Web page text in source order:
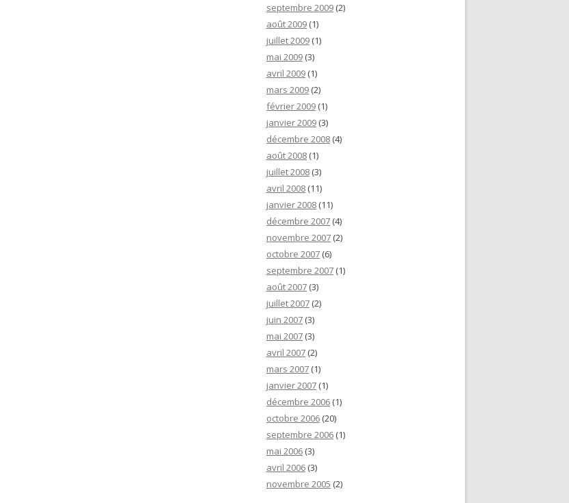
septembre 2009 (2)
août 2009 (1)
juillet 2009 (1)
mai 2009 (3)
avril 2009 (1)
mars 2009 (2)
février 2009 (1)
janvier 2009 (3)
décembre 2008 (4)
août 2008 (1)
juillet 2008 (3)
avril 2008 (11)
janvier 2008 (11)
décembre 2007 (4)
novembre 2007 (2)
octobre 2007 (6)
septembre 2007 (1)
août 2007 (3)
juillet 2007 (2)
juin 2007 (3)
mai 2007 (3)
avril 2007 (2)
mars 2007 (1)
janvier 2007 (1)
décembre 2006 (1)
octobre 2006 (20)
septembre 2006 (1)
mai 2006 (3)
avril 2006 (3)
novembre 2005 (2)